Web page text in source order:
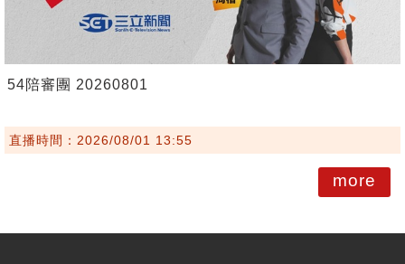
54陪審團 20260801
直播時間：2026/08/01 13:55
more